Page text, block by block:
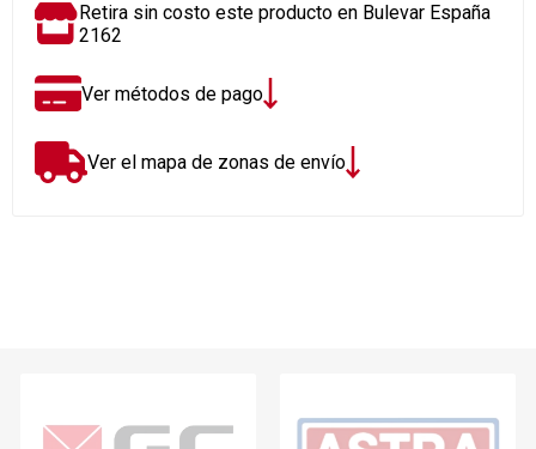
Retira sin costo este producto en Bulevar España
2162
Ver métodos de pago
Ver el mapa de zonas de envío